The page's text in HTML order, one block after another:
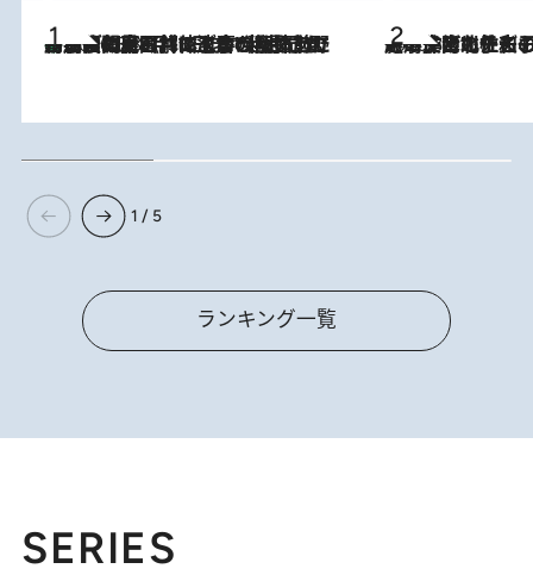
2026.8.8
「最後に見られてよかった」上野動物園の東園パンダ舎が解体前に特別公開。8月16日まで延長されたパネル展と共に辿る“半世紀”のパンダ飼育《解体工事の図面あり》 2026.8.3
《「文士の子ども被害者の会」発足！》阿川佐和子（72）が語る遠藤周作に北杜夫、劇作家・矢代静一の子どもたちの“文豪プライベート事件簿”
1 / 5
ランキング一覧
SERIES